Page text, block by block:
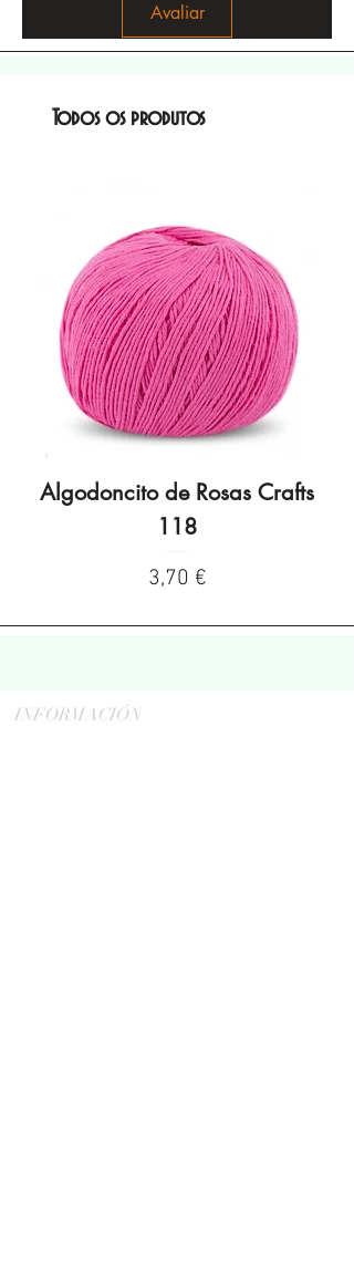
Avaliar
Todos os produtos
Algodoncito de Rosas Crafts
118
Preço
3,70 €
INFORMACIÓN